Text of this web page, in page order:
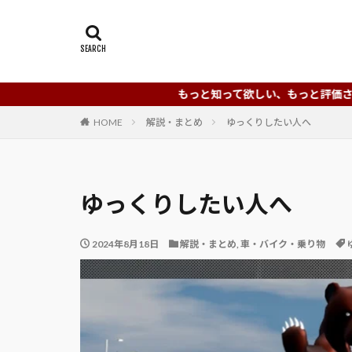
もっと知って欲しい、もっと評価されるべき
HOME 解説・まとめ ゆっくりしたい人へ
ゆっくりしたい人へ
2024年8月18日 解説・まとめ, 車・バイク・乗り物